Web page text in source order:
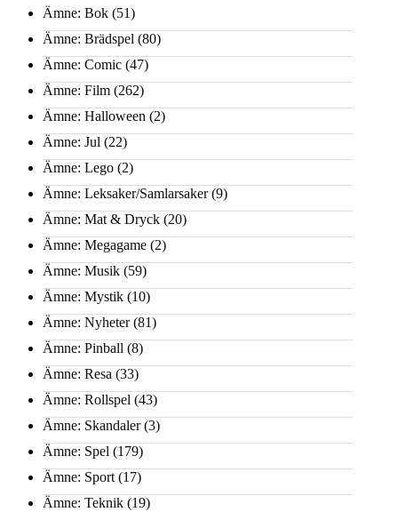
Ämne: Bok (51)
Ämne: Brädspel (80)
Ämne: Comic (47)
Ämne: Film (262)
Ämne: Halloween (2)
Ämne: Jul (22)
Ämne: Lego (2)
Ämne: Leksaker/Samlarsaker(9)
Ämne: Mat & Dryck (20)
Ämne: Megagame (2)
Ämne: Musik (59)
Ämne: Mystik (10)
Ämne: Nyheter(81)
Ämne: Pinball (8)
Ämne: Resa (33)
Ämne: Rollspel (43)
Ämne: Skandaler(3)
Ämne: Spel (179)
Ämne: Sport (17)
Ämne: Teknik (19)